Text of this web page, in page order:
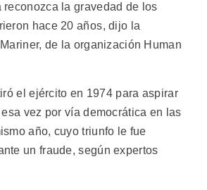
reconozca la gravedad de los
hace 20 años, dijo la
de la organización Human
el ejército en 1974 para aspirar
vez por vía democrática en las
año, cuyo triunfo le fue
un fraude, según expertos